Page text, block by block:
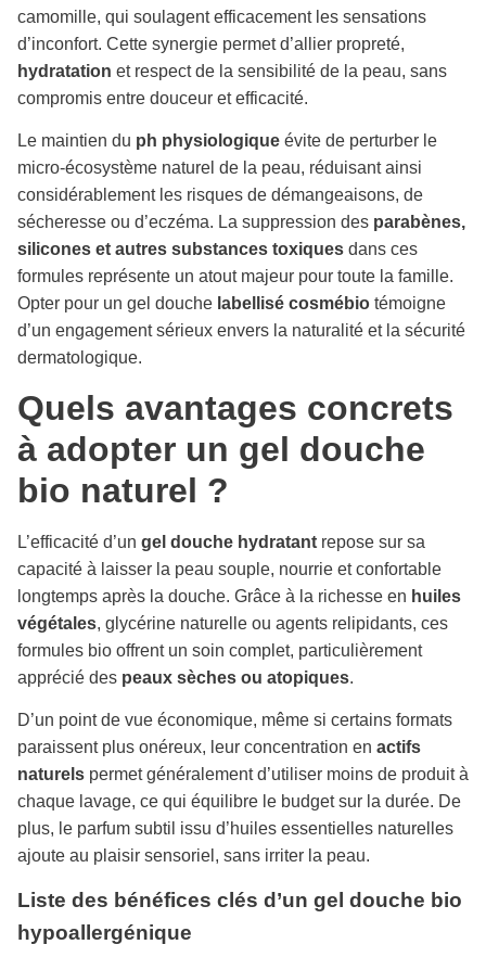
camomille, qui soulagent efficacement les sensations
d’inconfort. Cette synergie permet d’allier propreté,
hydratation et respect de la sensibilité de la peau, sans
compromis entre douceur et efficacité.
Le maintien du ph physiologique évite de perturber le
micro-écosystème naturel de la peau, réduisant ainsi
considérablement les risques de démangeaisons, de
sécheresse ou d’eczéma. La suppression des parabènes,
silicones et autres substances toxiques dans ces
formules représente un atout majeur pour toute la famille.
Opter pour un gel douche labellisé cosmébio témoigne
d’un engagement sérieux envers la naturalité et la sécurité
dermatologique.
Quels avantages concrets
à adopter un gel douche
bio naturel ?
L’efficacité d’un gel douche hydratant repose sur sa
capacité à laisser la peau souple, nourrie et confortable
longtemps après la douche. Grâce à la richesse en huiles
végétales, glycérine naturelle ou agents relipidants, ces
formules bio offrent un soin complet, particulièrement
apprécié des peaux sèches ou atopiques.
D’un point de vue économique, même si certains formats
paraissent plus onéreux, leur concentration en actifs
naturels permet généralement d’utiliser moins de produit à
chaque lavage, ce qui équilibre le budget sur la durée. De
plus, le parfum subtil issu d’huiles essentielles naturelles
ajoute au plaisir sensoriel, sans irriter la peau.
Liste des bénéfices clés d’un gel douche bio
hypoallergénique